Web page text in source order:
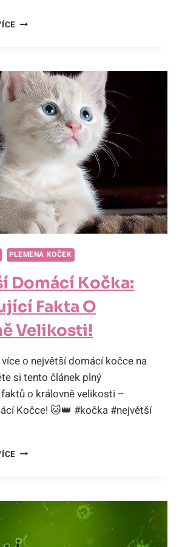
ČÍM
PSA
A
KOČKY
DOMÁCÍ:
BEZPEČNOSTNÍ
TIPY
PRO
DRÁPÁNÍ!
PLEMENA KOČEK
Domácí Kočka:
Fakta O
Velikosti!
o největší domácí kočce na
si tento článek plný
o královně velikosti –
Kočce! 🐱👑 #kočka #největší
NEJVĚTŠÍ
FAKTA
KRÁLOVNĚ
VELIKOSTI!